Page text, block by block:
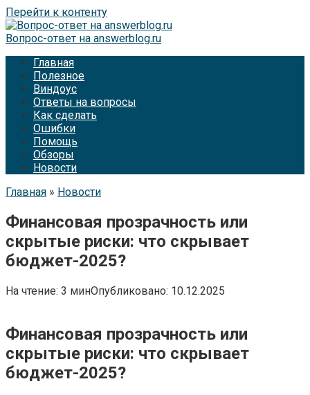
Перейти к контенту
Вопрос-ответ на answerblog.ru
Главная
Полезное
Виндоус
Ответы на вопросы
Как сделать
Ошибки
Помощь
Обзоры
Новости
Главная » Новости
Финансовая прозрачность или
скрытые риски: что скрывает
бюджет-2025?
На чтение: 3 минОпубликовано: 10.12.2025
Финансовая прозрачность или
скрытые риски: что скрывает
бюджет-2025?